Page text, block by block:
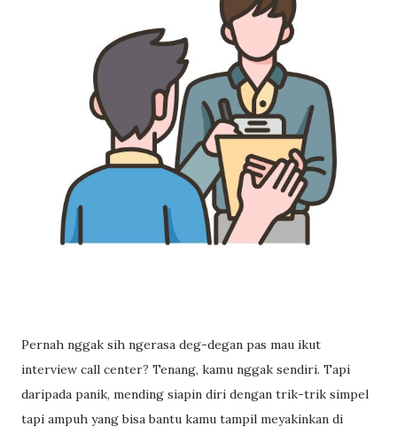
Pernah nggak sih ngerasa deg-degan pas mau ikut
interview call center? Tenang, kamu nggak sendiri. Tapi
daripada panik, mending siapin diri dengan trik-trik simpel
tapi ampuh yang bisa bantu kamu tampil meyakinkan di